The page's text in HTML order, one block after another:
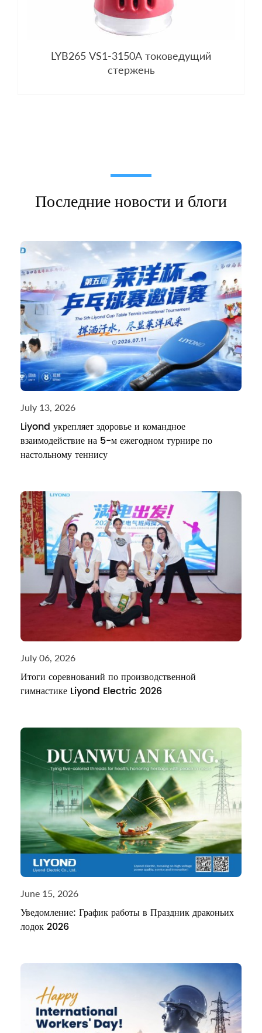
LYB265 VS1-3150A токоведущий
стержень
Последние новости и блоги
July 13, 2026
Liyond укрепляет здоровье и командное
взаимодействие на 5-м ежегодном турнире по
настольному теннису
July 06, 2026
Итоги соревнований по производственной
гимнастике Liyond Electric 2026
June 15, 2026
Уведомление: График работы в Праздник драконьих
лодок 2026